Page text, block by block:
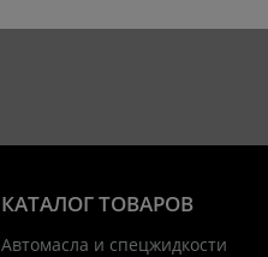
КАТАЛОГ ТОВАРОВ
Автомасла и спецжидкости